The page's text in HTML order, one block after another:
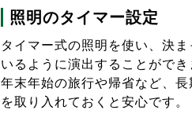
照明のタイマー設定
タイマー式の照明を使い、決
いるように演出することができ
年末年始の旅行や帰省など、
を取り入れておくと安心です。